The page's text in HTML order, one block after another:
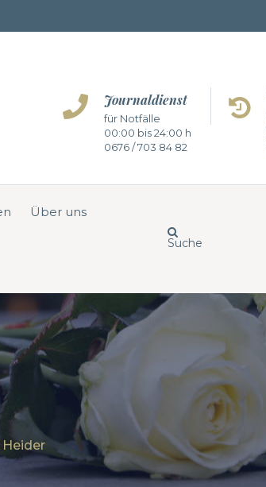
Journaldienst
für Notfälle
00:00 bis 24:00 h
0676 / 703 84 82
Über uns